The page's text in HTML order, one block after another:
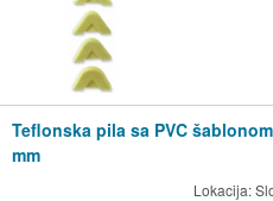
Teflonska pila sa PVC
mm
Lokacija: